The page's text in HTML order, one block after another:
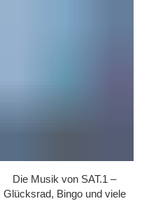
Die Musik von SAT.1 –
Glücksrad, Bingo und viele